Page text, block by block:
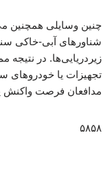
چنین وسایلی همچنین
شناورهای آبی-خاکی
زیردریایی‌ها. در
تجهیزات یا خودروهای
مدافعان فرصت واکنش
۵۸۵۸